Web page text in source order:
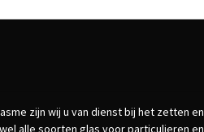
zijn wij u van dienst bij het zetten en
alle soorten glas voor particulieren en